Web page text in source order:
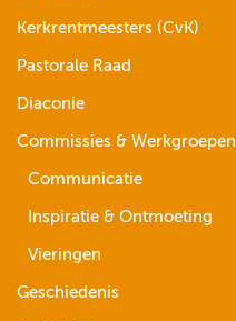
Kerkrentmeesters (CvK)
Pastorale Raad
Diaconie
Commissies & Werkgroepen
Communicatie
Inspiratie & Ontmoeting
Vieringen
Geschiedenis